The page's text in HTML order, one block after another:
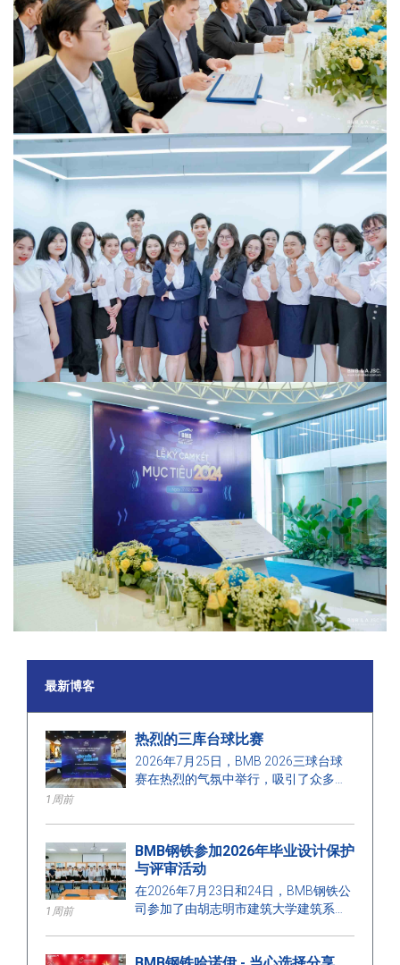
最新博客
1周前
热烈的三库台球比赛
2026年7月25日，BMB 2026三球台球
赛在热烈的气氛中举行，吸引了众多员
1周前
BMB钢铁参加2026年毕业设计保护
与评审活动
在2026年7月23日和24日，BMB钢铁公
司参加了由胡志明市建筑大学建筑系组